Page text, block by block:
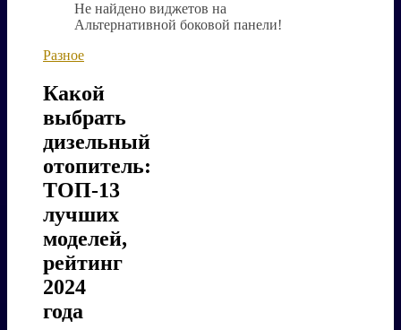
Не найдено виджетов на
Альтернативной боковой панели!
Разное
Какой
выбрать
дизельный
отопитель:
ТОП-13
лучших
моделей,
рейтинг
2024
года